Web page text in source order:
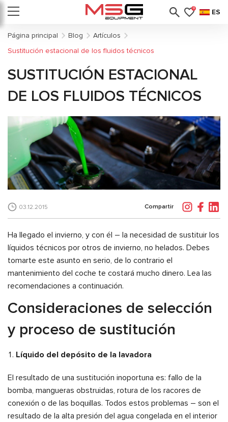
0 ES
Página principal Blog
Artículos
Sustitución estacional de los fluidos técnicos
SUSTITUCIÓN ESTACIONAL
DE LOS FLUIDOS TÉCNICOS
03.12.2015 Compartir
Ha llegado el invierno, y con él – la necesidad de sustituir los
líquidos técnicos por otros de invierno, no helados. Debes
tomarte este asunto en serio, de lo contrario el
mantenimiento del coche te costará mucho dinero. Lea las
recomendaciones a continuación.
Consideraciones de selección
y proceso de sustitución
Líquido del depósito de la lavadora
El resultado de una sustitución inoportuna es: fallo de la
bomba, mangueras obstruidas, rotura de los racores de
conexión o de las boquillas. Todos estos problemas ­– son el
resultado de la alta presión del agua congelada en el interior